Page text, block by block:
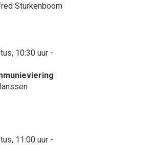
Sturkenboom
10:30 uur -
11:00 uur -